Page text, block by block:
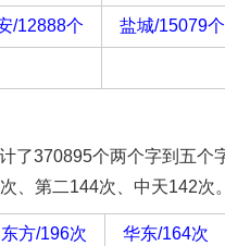
/12888个 盐城/15079个
了370895个两个字到五个
、第二144次、中天142次
东方/196次 华东/164次